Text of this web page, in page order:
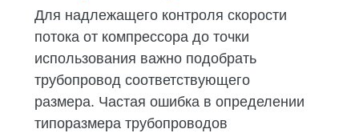
Для надлежащего контроля скорости
потока от компрессора до точки
использования важно подобрать
трубопровод соответствующего
размера. Частая ошибка в определении
типоразмера трубопроводов